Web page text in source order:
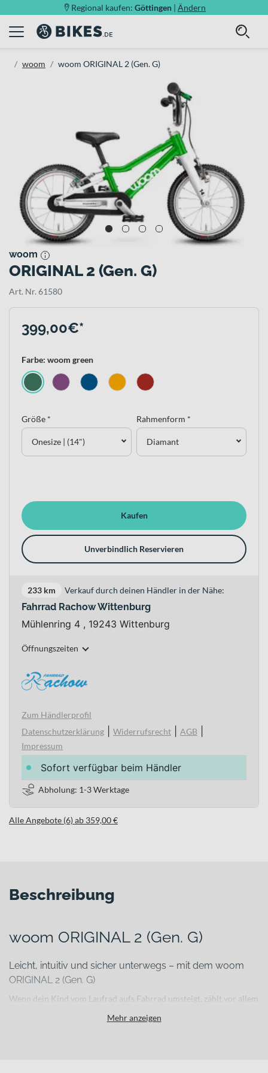
Regional kaufen: Göttingen | Ändern
woom woom ORIGINAL 2 (Gen. G)
woom
ORIGINAL 2 (Gen. G)
Art. Nr. 61580
399,00€*
Farbe: woom green
Größe *
Onesize | (14")
Rahmenform *
Diamant
Kaufen
Unverbindlich Reservieren
233 km Verkauf durch deinen Händler in der Nähe:
Fahrrad Rachow Wittenburg
Mühlenring 4 , 19243 Wittenburg
Öffnungszeiten
Zum Händlerprofil
Datenschutzerklärung
Widerrufsrecht AGB
Impressum
Sofort verfügbar beim Händler
Abholung: 1-3 Werktage
Alle Angebote (6) ab 359,00 €
Beschreibung
woom ORIGINAL 2 (Gen. G)
Leicht, intuitiv und sicher unterwegs – mit dem woom
ORIGINAL 2 (Gen. G)
Wenn dein Kind vom Laufrad aufs Fahrrad umsteigt, zählt vor allem
hier setzt das woom ORIGINAL 2 (Gen. G) an. Mit einem Rahmen
Mehr anzeigen